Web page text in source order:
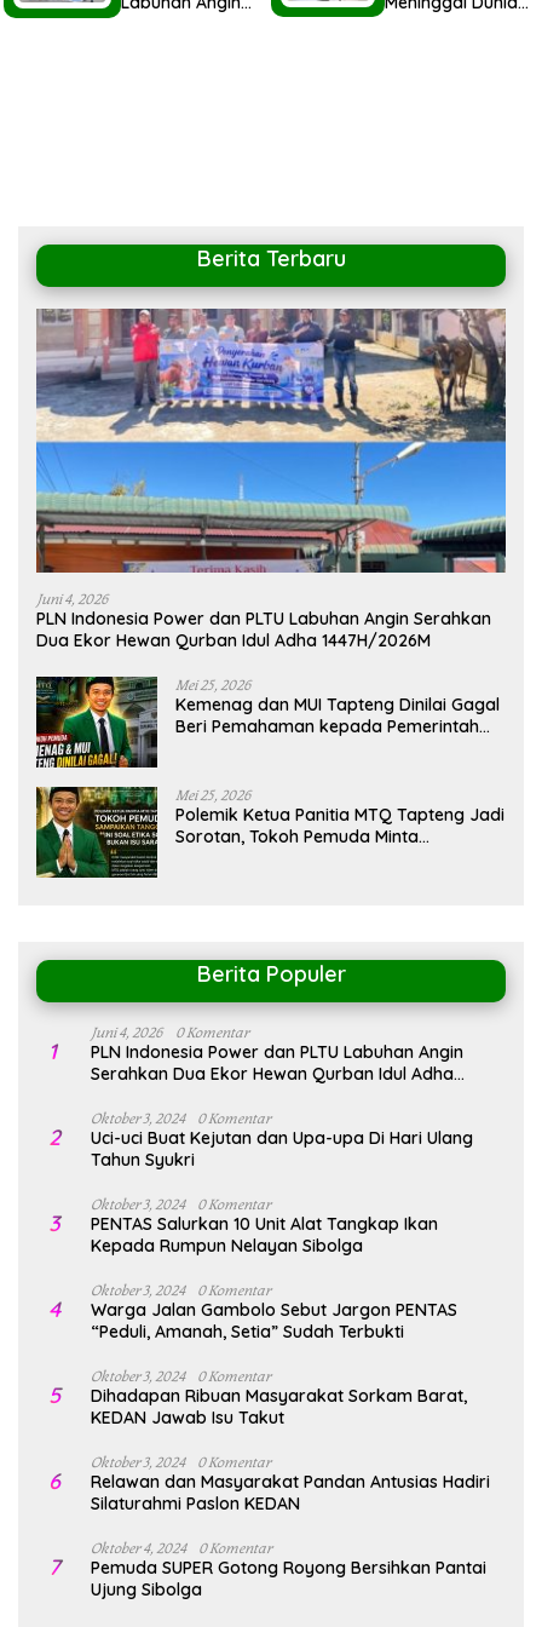
Berita Terbaru
Juni 4, 2026
PLN Indonesia Power dan PLTU Labuhan Angin Serahkan
Dua Ekor Hewan Qurban Idul Adha 1447H/2026M
Mei 25, 2026
Kemenag dan MUI Tapteng Dinilai Gagal
Beri Pemahaman kepada Pemerintah
Mei 25, 2026
Polemik Ketua Panitia MTQ Tapteng Jadi
Sorotan, Tokoh Pemuda Minta
Berita Populer
1
Juni 4, 2026 0 Komentar
PLN Indonesia Power dan PLTU Labuhan Angin
Serahkan Dua Ekor Hewan Qurban Idul Adha
2
Oktober 3, 2024 0 Komentar
Uci-uci Buat Kejutan dan Upa-upa Di Hari Ulang
Tahun Syukri
3
Oktober 3, 2024 0 Komentar
PENTAS Salurkan 10 Unit Alat Tangkap Ikan
Kepada Rumpun Nelayan Sibolga
4
Oktober 3, 2024 0 Komentar
Warga Jalan Gambolo Sebut Jargon PENTAS
“Peduli, Amanah, Setia” Sudah Terbukti
5
Oktober 3, 2024 0 Komentar
Dihadapan Ribuan Masyarakat Sorkam Barat,
KEDAN Jawab Isu Takut
6
Oktober 3, 2024 0 Komentar
Relawan dan Masyarakat Pandan Antusias Hadiri
Silaturahmi Paslon KEDAN
7
Oktober 4, 2024 0 Komentar
Pemuda SUPER Gotong Royong Bersihkan Pantai
Ujung Sibolga